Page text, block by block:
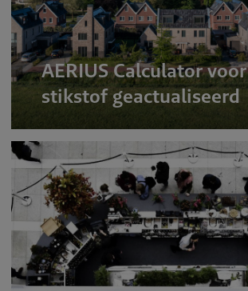
AERIUS Calculator voor
stikstof geactualiseerd